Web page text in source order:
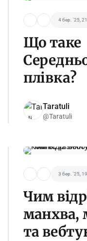
4 бер. '25,
Що таке
плівка?
Taratuli
@Taratuli
3 бер. '25,
Чим
манхва,
та